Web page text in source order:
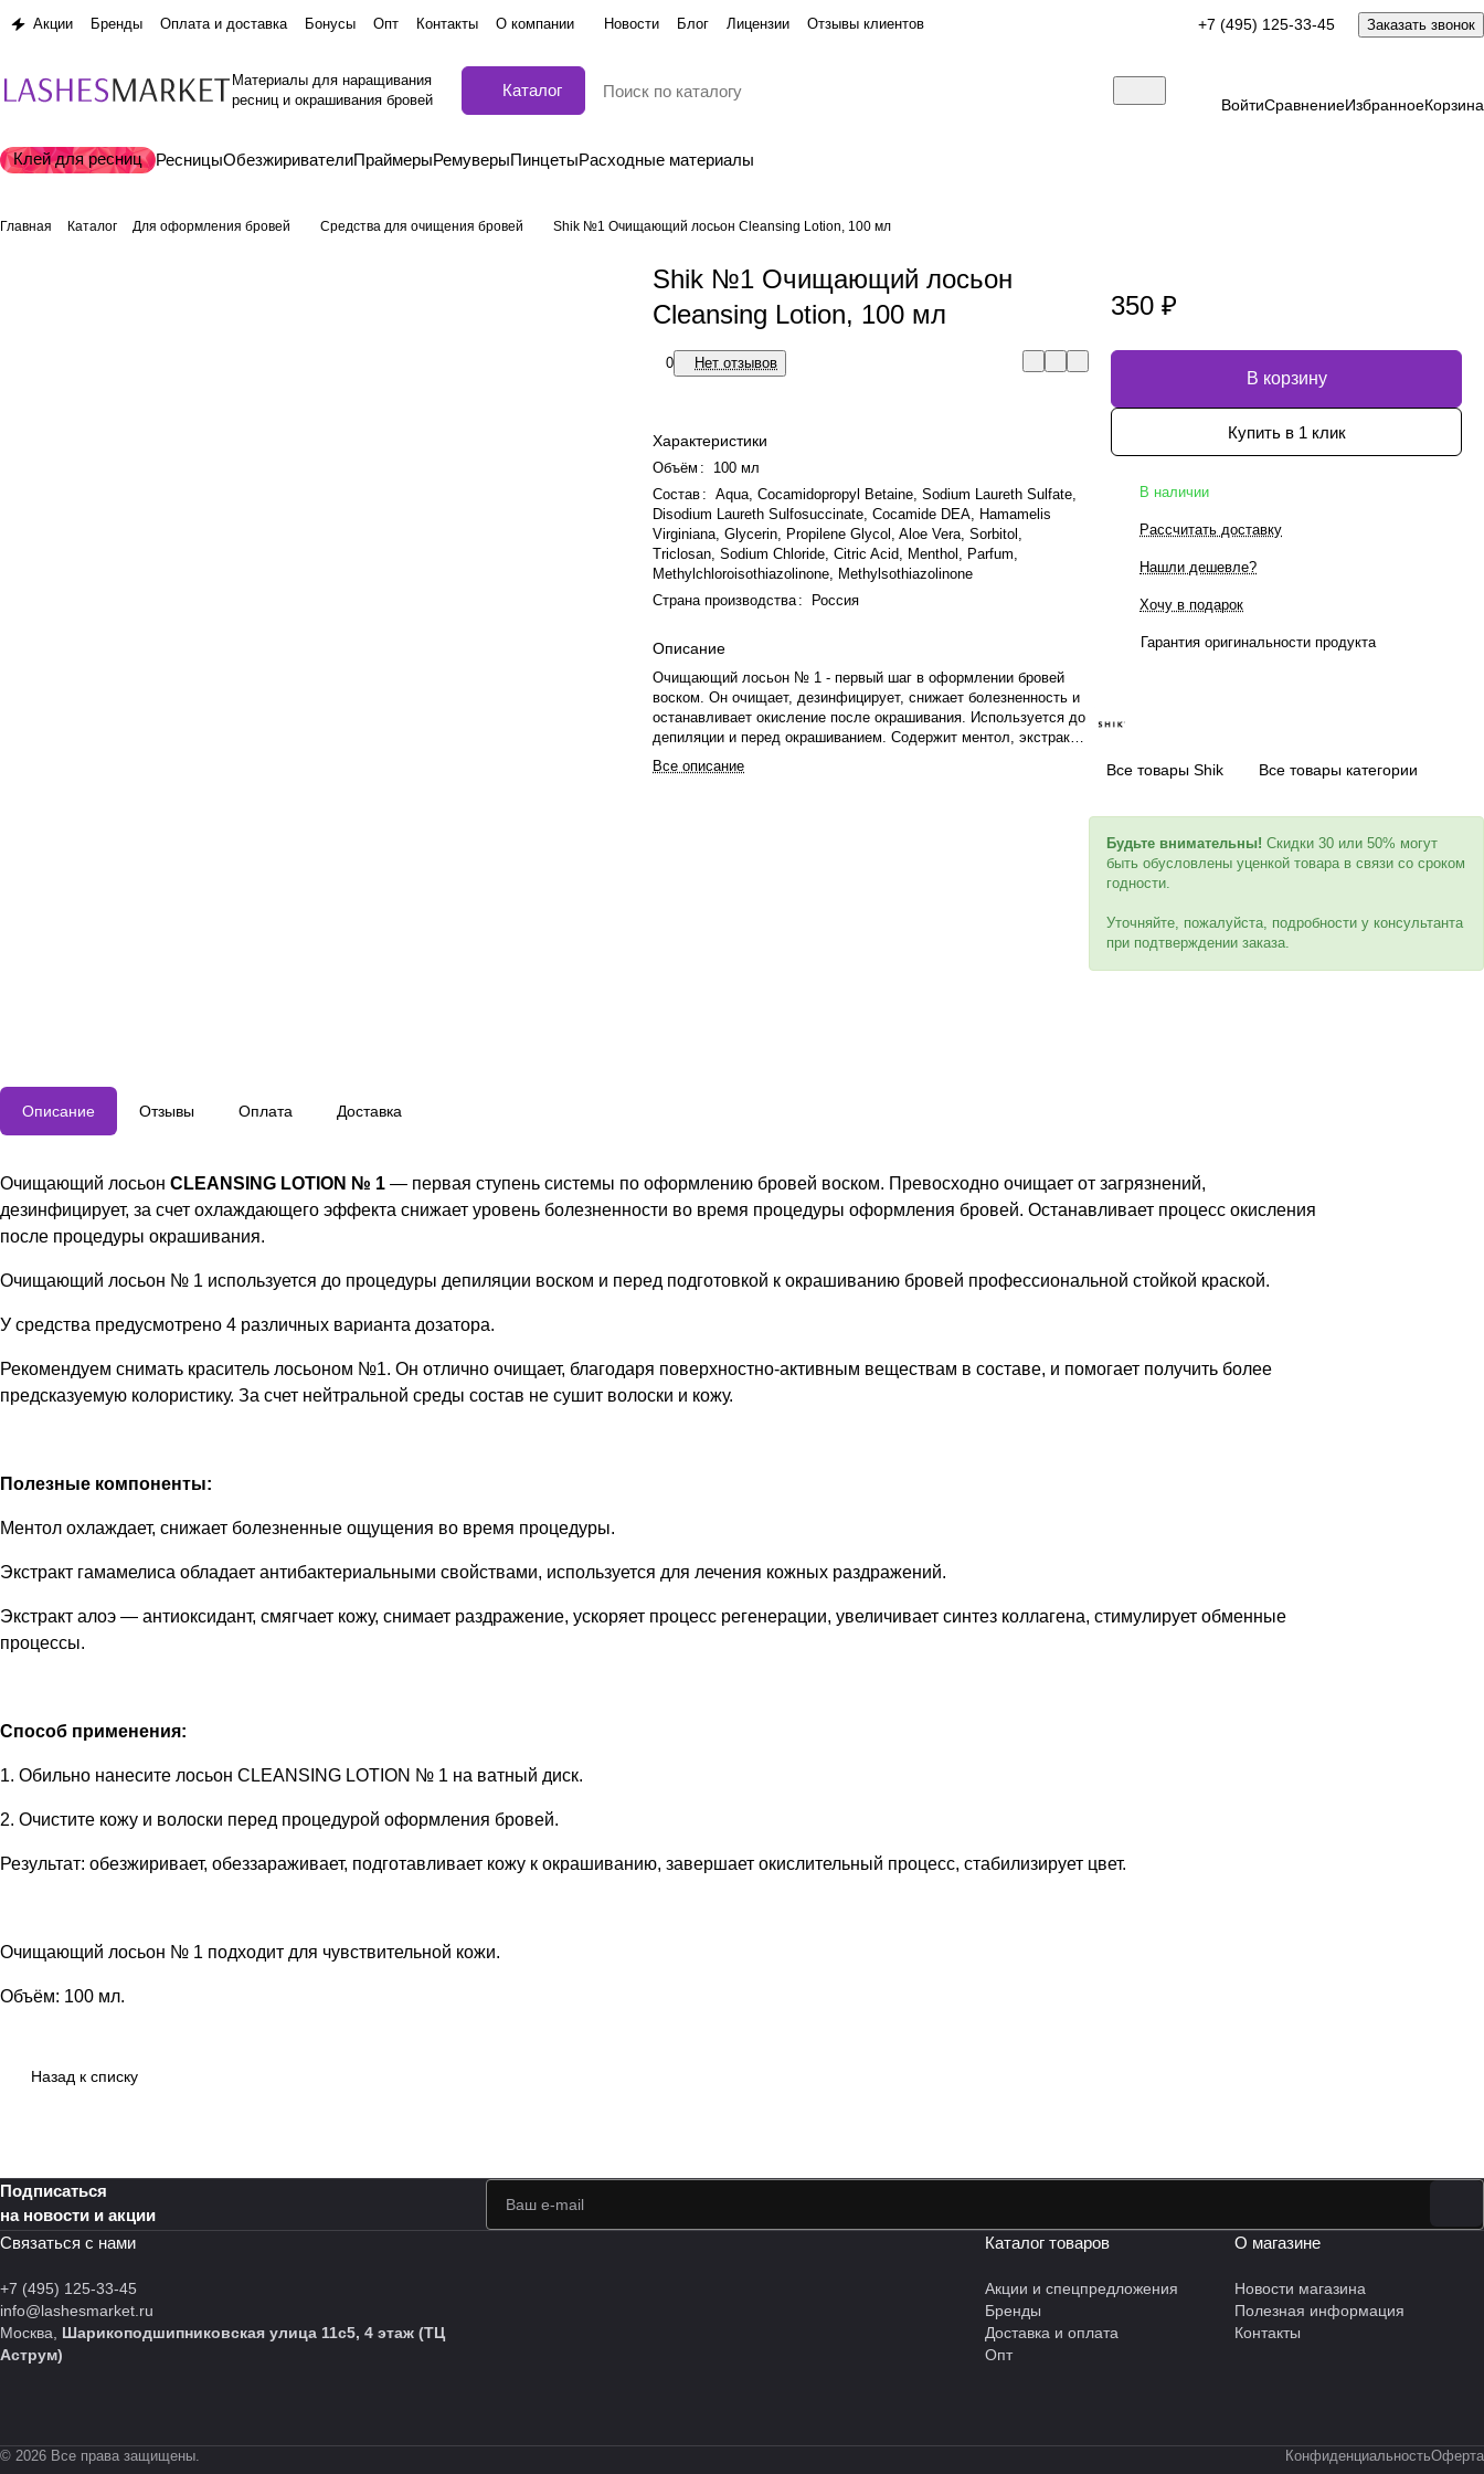
Акции Бренды Оплата и доставка Бонусы Опт Контакты О компании Новости Блог Лицензии Отзывы клиентов +7 (495) 125-33-45 Заказать звонок
Материалы для наращивания
ресниц и окрашивания бровей
Каталог
ВойтиСравнениеИзбранноеКорзина
Клей для ресниц РесницыОбезжиривателиПраймерыРемуверыПинцетыРасходные материалы
Главная Каталог Для оформления бровей Средства для очищения бровей Shik №1 Очищающий лосьон Cleansing Lotion, 100 мл
Shik №1 Очищающий лосьон
Cleansing Lotion, 100 мл
0 Нет отзывов
Характеристики
Объём :
100 мл
Состав :
Aqua, Cocamidopropyl Betaine, Sodium Laureth Sulfate,
Disodium Laureth Sulfosuccinate, Cocamide DEA, Hamamelis
Virginiana, Glycerin, Propilene Glycol, Aloe Vera, Sorbitol,
Triclosan, Sodium Chloride, Citric Acid, Menthol, Parfum,
Methylchloroisothiazolinone, Methylsothiazolinone
Страна производства: Россия
Описание
Очищающий лосьон № 1 - первый шаг в оформлении бровей
воском. Он очищает, дезинфицирует, снижает болезненность и
останавливает окисление после окрашивания. Используется до
депиляции и перед окрашиванием. Содержит ментол, экстракты
гамамелиса и алоэ. Наносится на ватный диск для очистки
кожи и волосков. Результат: обезжиривание, обеззараживание,
Все описание
350 ₽
В корзину
Купить в 1 клик
В наличии
Рассчитать доставку
Нашли дешевле?
Хочу в подарок
Гарантия оригинальности продукта
Все товары Shik Все товары категории
Будьте внимательны! Скидки 30 или 50% могут
быть обусловлены уценкой товара в связи со сроком
годности.
Уточняйте, пожалуйста, подробности у консультанта
при подтверждении заказа.
Описание Отзывы Оплата Доставка
Очищающий лосьон CLEANSING LOTION № 1 — первая ступень системы по оформлению бровей воском. Превосходно очищает от загрязнений,
дезинфицирует, за счет охлаждающего эффекта снижает уровень болезненности во время процедуры оформления бровей. Останавливает процесс окисления
после процедуры окрашивания.
Очищающий лосьон № 1 используется до процедуры депиляции воском и перед подготовкой к окрашиванию бровей профессиональной стойкой краской.
У средства предусмотрено 4 различных варианта дозатора.
Рекомендуем снимать краситель лосьоном №1. Он отлично очищает, благодаря поверхностно-активным веществам в составе, и помогает получить более
предсказуемую колористику. За счет нейтральной среды состав не сушит волоски и кожу.
Полезные компоненты:
Ментол охлаждает, снижает болезненные ощущения во время процедуры.
Экстракт гамамелиса обладает антибактериальными свойствами, используется для лечения кожных раздражений.
Экстракт алоэ — антиоксидант, смягчает кожу, снимает раздражение, ускоряет процесс регенерации, увеличивает синтез коллагена, стимулирует обменные
процессы.
Способ применения:
1. Обильно нанесите лосьон CLEANSING LOTION № 1 на ватный диск.
2. Очистите кожу и волоски перед процедурой оформления бровей.
Результат: обезжиривает, обеззараживает, подготавливает кожу к окрашиванию, завершает окислительный процесс, стабилизирует цвет.
Очищающий лосьон № 1 подходит для чувствительной кожи.
Объём: 100 мл.
Назад к списку
Подписаться
на новости и акции
Связаться с нами
+7 (495) 125-33-45
info@lashesmarket.ru
Москва, Шарикоподшипниковская улица 11с5, 4 этаж (ТЦ
Аструм)
Каталог товаров
Акции и спецпредложения
Бренды
Доставка и оплата
Опт
О магазине
Новости магазина
Полезная информация
Контакты
© 2026 Все права защищены. КонфиденциальностьОферта